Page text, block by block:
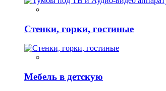
Стенки, горки, гостиные
Мебель в детскую